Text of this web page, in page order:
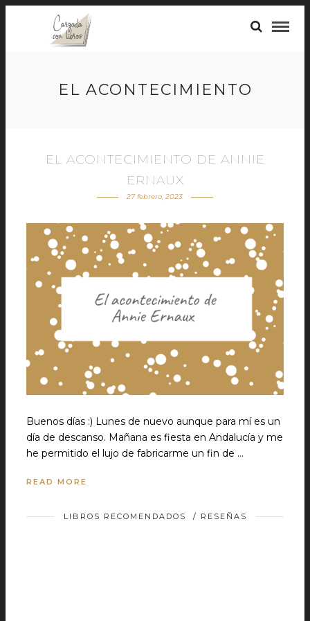
EL ACONTECIMIENTO
EL ACONTECIMIENTO DE ANNIE
ERNAUX
27 febrero, 2023
Buenos días :) Lunes de nuevo aunque para mí es un
día de descanso. Mañana es fiesta en Andalucía y me
he permitido el lujo de fabricarme un fin de …
READ MORE
LIBROS RECOMENDADOS / RESEÑAS